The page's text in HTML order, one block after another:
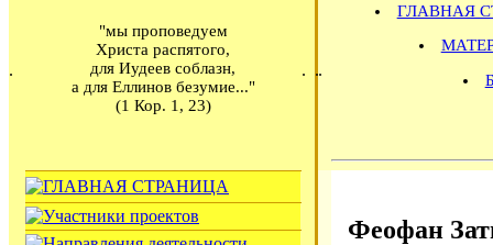
"мы проповедуем
Христа распятого,
для Иудеев соблазн,
а для Еллинов безумие..."
(1 Кор. 1, 23)
ГЛАВНАЯ
Феофан